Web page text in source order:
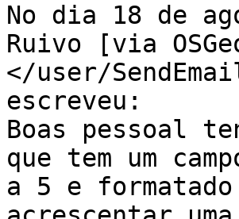
No dia 18 de
Ruivo [via
</user/
escreveu:
Boas pessoal
que tem um
a 5 e